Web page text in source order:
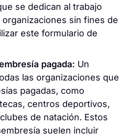
se dedican al trabajo
sin fines de
este formulario de
pagada: Un
las organizaciones que
pagadas, como
centros deportivos,
de natación. Estos
suelen incluir